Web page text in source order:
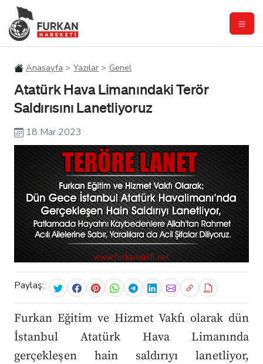
Anasayfa Yazılar Genel
Atatürk Hava Limanındaki Terör
Saldırısını Lanetliyoruz
18 Mar 2023
Paylaş:
Furkan Eğitim ve Hizmet Vakfı olarak dün
İstanbul Atatürk Hava Limanında
gerçekleşen hain saldırıyı lanetliyor,